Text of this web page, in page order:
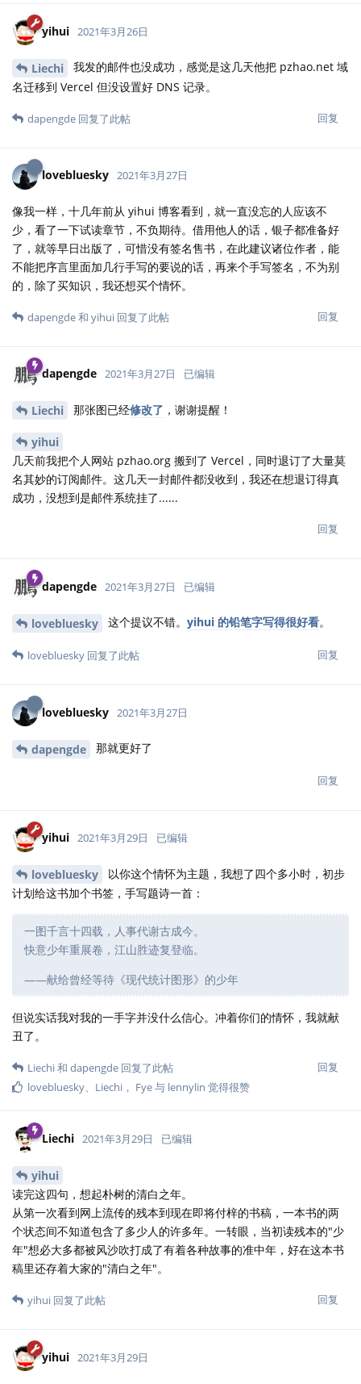
yihui 2021年3月26日
Liechi
我发的邮件也没成功，感觉是这几天他把 pzhao.net 域
名迁移到 Vercel 但没设置好 DNS 记录。
回复
dapengde 回复了此帖
lovebluesky 2021年3月27日
像我一样，十几年前从 yihui 博客看到，就一直没忘的人应该不
少，看了一下试读章节，不负期待。借用他人的话，银子都准备好
了，就等早日出版了，可惜没有签名售书，在此建议诸位作者，能
不能把序言里面加几行手写的要说的话，再来个手写签名，不为别
的，除了买知识，我还想买个情怀。
回复
dapengde和 yihui 回复了此帖
dapengde 2021年3月27日 已编辑
Liechi 那张图已经修改了 ，谢谢提醒！
yihui
几天前我把个人网站 pzhao.org 搬到了 Vercel，同时退订了大量莫
名其妙的订阅邮件。这几天一封邮件都没收到，我还在想退订得真
成功，没想到是邮件系统挂了......
回复
dapengde 2021年3月27日 已编辑
lovebluesky 这个提议不错。 yihui 的铅笔字写得很好看。
回复
lovebluesky 回复了此帖
lovebluesky 2021年3月27日
dapengde 那就更好了
回复
yihui 2021年3月29日 已编辑
lovebluesky
以你这个情怀为主题，我想了四个多小时，初步
计划给这书加个书签，手写题诗一首：
一图千言十四载，人事代谢古成今。
快意少年重展卷，江山胜迹复登临。
——献给曾经等待《现代统计图形》的少年
但说实话我对我的一手字并没什么信心。冲着你们的情怀，我就献
丑了。
回复
Liechi和 dapengde 回复了此帖
lovebluesky、 Liechi ， Fye与 lennylin 觉得很赞
Liechi 2021年3月29日 已编辑
yihui
读完这四句，想起朴树的清白之年。
从第一次看到网上流传的残本到现在即将付梓的书稿，一本书的两
个状态间不知道包含了多少人的许多年。一转眼，当初读残本的"少
年"想必大多都被风沙吹打成了有着各种故事的准中年，好在这本书
稿里还存着大家的"清白之年"。
回复
yihui 回复了此帖
yihui 2021年3月29日